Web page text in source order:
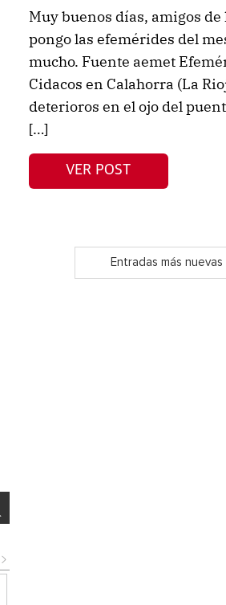
Muy buenos días, amigos
pongo las efemérides del
mucho. Fuente aemet
Cidacos en Calahorra (La
deterioros en el ojo del
[…]
VER POST
Entradas más nuevas